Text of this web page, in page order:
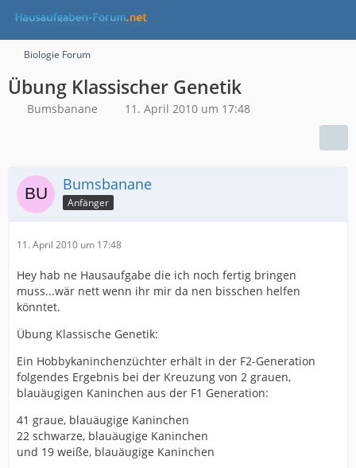
Biologie Forum
Übung Klassischer Genetik
Bumsbanane 11. April 2010 um 17:48
Bumsbanane
Anfänger
11. April 2010 um 17:48
Hey hab ne Hausaufgabe die ich noch fertig bringen
muss...wär nett wenn ihr mir da nen bisschen helfen
könntet.
Übung Klassische Genetik:
Ein Hobbykaninchenzüchter erhält in der F2-Generation
folgendes Ergebnis bei der Kreuzung von 2 grauen,
blauäugigen Kaninchen aus der F1 Generation:
41 graue, blauäugige Kaninchen
22 schwarze, blauäugige Kaninchen
und 19 weiße, blauäugige Kaninchen